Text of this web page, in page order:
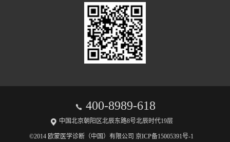
400-8989-618
中国北京朝阳区北辰东路8号北辰时代19层
©2014 欧蒙医学诊断（中国）有限公司 京ICP备15005391号-1